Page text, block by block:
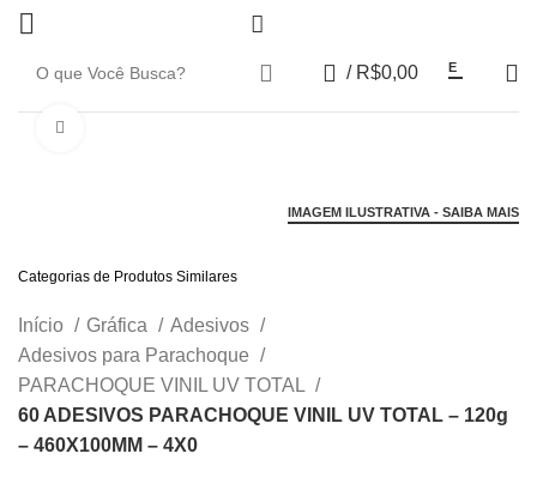
/ R$0,00 E
IMAGEM ILUSTRATIVA - SAIBA MAIS
Categorias de Produtos Similares
Início Gráfica
Adesivos
Adesivos para Parachoque
PARACHOQUE VINIL UV TOTAL
60 ADESIVOS PARACHOQUE VINIL UV TOTAL – 120g
– 460X100MM – 4X0